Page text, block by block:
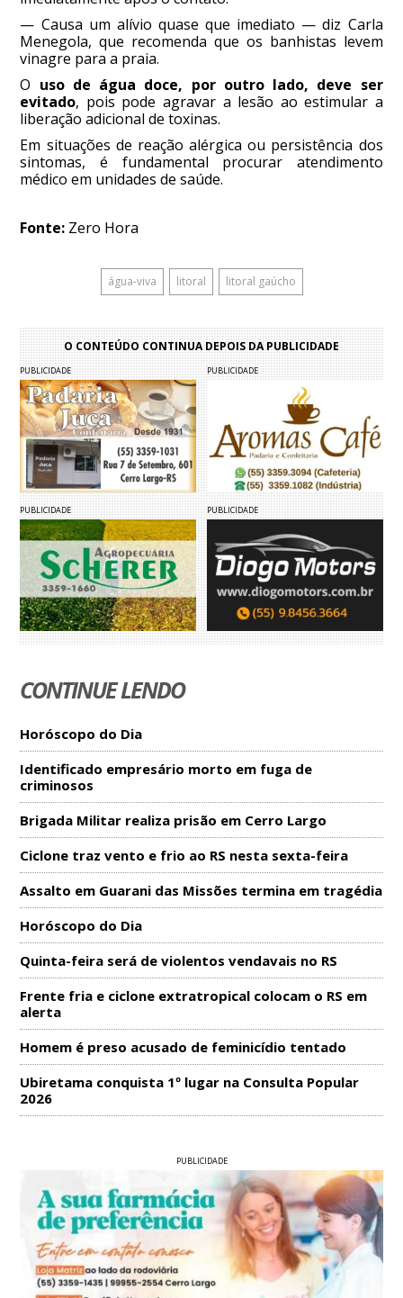
— Causa um alívio quase que imediato — diz Carla
Menegola, que recomenda que os banhistas levem
vinagre para a praia.
O uso de água doce, por outro lado, deve ser
evitado, pois pode agravar a lesão ao estimular a
liberação adicional de toxinas.
Em situações de reação alérgica ou persistência dos
sintomas, é fundamental procurar atendimento
médico em unidades de saúde.
Fonte: Zero Hora
água-viva litoral litoral gaúcho
O CONTEÚDO CONTINUA DEPOIS DA PUBLICIDADE
PUBLICIDADE PUBLICIDADE
PUBLICIDADE PUBLICIDADE
CONTINUE LENDO
Horóscopo do Dia
Identificado empresário morto em fuga de
criminosos
Brigada Militar realiza prisão em Cerro Largo
Ciclone traz vento e frio ao RS nesta sexta-feira
Assalto em Guarani das Missões termina em tragédia
Horóscopo do Dia
Quinta-feira será de violentos vendavais no RS
Frente fria e ciclone extratropical colocam o RS em
alerta
Homem é preso acusado de feminicídio tentado
Ubiretama conquista 1º lugar na Consulta Popular
2026
PUBLICIDADE